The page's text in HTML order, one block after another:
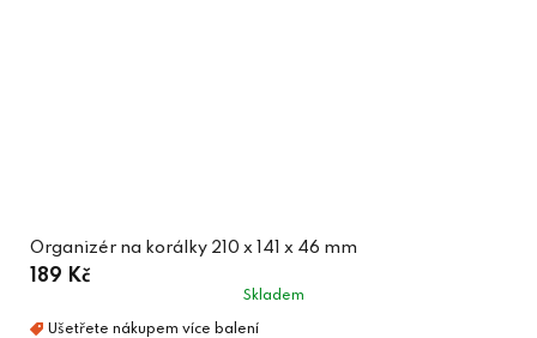
Organizér na korálky 210 x 141 x 46 mm
189 Kč
Skladem